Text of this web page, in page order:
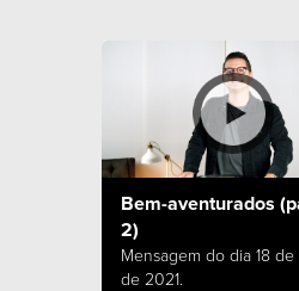
Bem-aventurados
2)
Mensagem do dia 18 de
de 2021.